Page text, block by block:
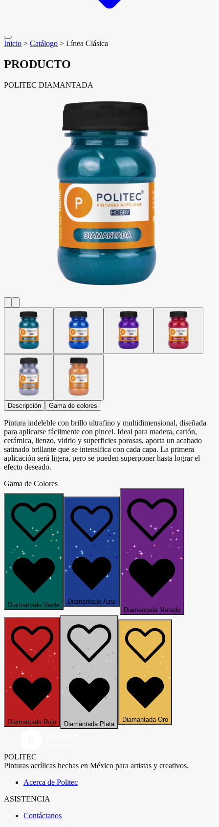
Inicio > Catálogo > Línea Clásica
PRODUCTO
POLITEC DIAMANTADA
Descripción Gama de colores
Pintura indeleble con brillo ultrafino y multidimensional, diseñada
para aplicarse fácilmente con pincel. Ideal para madera, cartón,
cerámica, lienzo, vidrio y superficies porosas, aporta un acabado
satinado brillante que se intensifica con cada capa. La primera
aplicación será ligera, pero se pueden superponer hasta lograr el
efecto deseado.
Gama de Colores
Diamantada Verde
Diamantado Azul
Diamantada Morado
Diamantada Rojo Diamantada Plata
Diamantada Oro
POLITEC
Pinturas acrílicas hechas en México para artistas y creativos.
Acerca de Politec
ASISTENCIA
Contáctanos